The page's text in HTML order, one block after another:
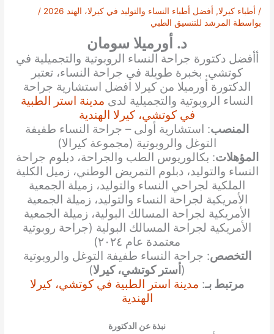
/ أطباء كيرلا, أفضل أطباء النساء والتوليد في كيرلا، الهند 2026
/
بواسطة المرشد للتنسيق الطبي
د. أورميلا سومان
أأفضل دكتورة جراحة النساء الروبوتية والتجميلية في
كوتشي. بخبرة طويلة في جراحة النساء، تعتبر
الدكتورة أورميلا من كيرلا افضل استشارية جراحة
النساء الروبوتية والتجميلية لدى مدينة استر الطبية
في كوتشي، كيرلا الهندية
المنصب: استشارية أولى – جراحة النساء طفيفة
التوغل والروبوتية (مجموعة كيرالا)
المؤهلات: بكالوريوس الطب والجراحة، دبلوم جراحة
النساء والتوليد، دبلوم التمريض الوطني، زميل الكلية
الملكية لجراحي النساء والتوليد، زميلة الجمعية
الأمريكية لجراحة النساء والتوليد، زميلة الجمعية
الأمريكية لجراحة المسالك البولية، زميلة الجمعية
الأمريكية لجراحة المسالك البولية (جراحة روبوتية
معتمدة عام ٢٠٢٤)
التخصص: جراحة النساء طفيفة التوغل والروبوتية
( أستر كوتشي، كيرلا)
مرتبط بـ: مدينة استر الطبية في كوتشي، كيرلا
الهندية
نبذة عن الدكتورة